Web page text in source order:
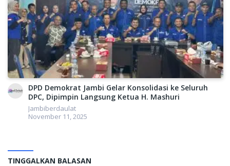
DPD Demokrat Jambi Gelar Konsolidasi ke Seluruh
DPC, Dipimpin Langsung Ketua H. Mashuri
Jambiberdaulat
November 11, 2025
TINGGALKAN BALASAN